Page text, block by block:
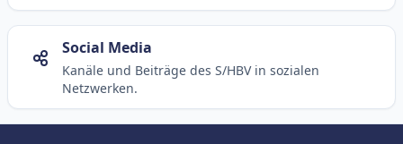
Social Media
Kanäle und Beiträge des S/HBV in sozialen
Netzwerken.